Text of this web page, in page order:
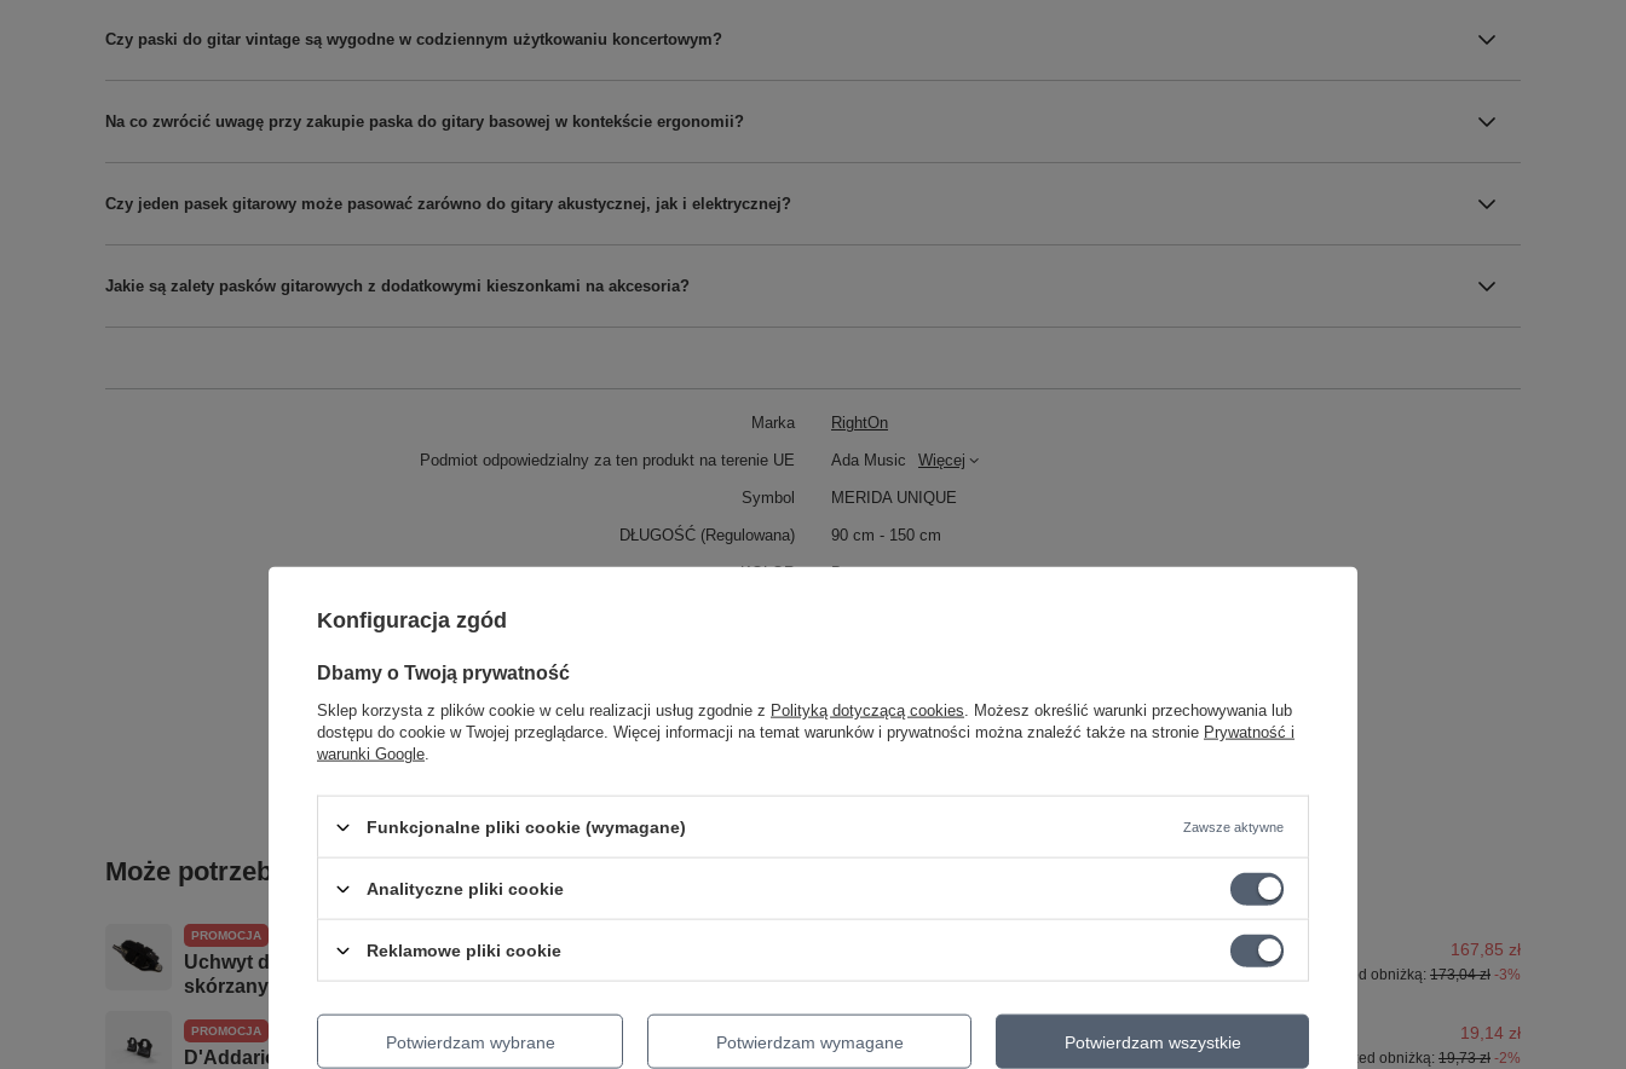
Czy paski do gitar vintage są wygodne w codziennym użytkowaniu koncertowym?
Na co zwrócić uwagę przy zakupie paska do gitary basowej w kontekście ergonomii?
Czy jeden pasek gitarowy może pasować zarówno do gitary akustycznej, jak i elektrycznej?
Jakie są zalety pasków gitarowych z dodatkowymi kieszonkami na akcesoria?
Marka RightOn
Podmiot odpowiedzialny za ten produkt na terenie UE Ada Music Więcej
Symbol MERIDA UNIQUE
DŁUGOŚĆ (Regulowana) 90 cm - 150 cm
KOLOR Brązowy
KATEGORIA PASY DO GITARY
Może potrzebujesz tego do gitary
PROMOCJA
Uchwyt do nadajnika Richter Transmitter Holder Universal czarny
skórzany
167,85 zł
Najniższa cena z 30 dni przed obniżką: 173,04 zł -3%
PROMOCJA
D'Addario Dual Strap Lock PW-DLC-01- zabezpieczenie do paska
19,14 zł
Najniższa cena z 30 dni przed obniżką: 19,73 zł -2%
Konfiguracja zgód
Dbamy o Twoją prywatność
Sklep korzysta z plików cookie w celu realizacji usług zgodnie z Polityką dotyczącą cookies . Możesz określić warunki przechowywania lub
dostępu do cookie w Twojej przeglądarce. Więcej informacji na temat warunków i prywatności można znaleźć także na stronie Prywatność i
warunki Google
Funkcjonalne pliki cookie (wymagane) Zawsze aktywne
Analityczne pliki cookie
Reklamowe pliki cookie
Potwierdzam wybrane Potwierdzam wymagane Potwierdzam wszystkie